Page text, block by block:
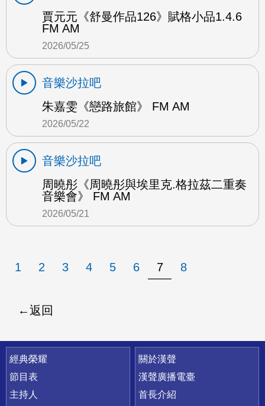
賈元元《舒曼作品126》賦格小品1.4.6
FM AM
2026/05/25
音樂沙拉吧
朱嘉雯《戀路旅館》 FM AM
2026/05/22
音樂沙拉吧
周曉彤《周曉彤與埃里克.格拉茲二重奏
音樂會》 FM AM
2026/05/21
1 2 3 4 5 6 7 8
返回
快速連結
經典榮耀
節目表
主持人
關於漢聲
漢聲廣播電臺
首長介紹